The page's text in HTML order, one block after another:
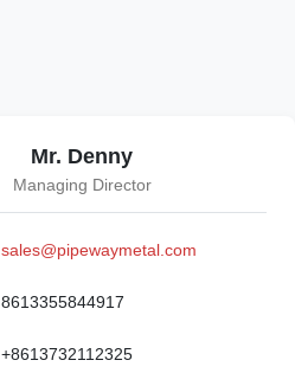
Mr. Denny
Managing Director
sales@pipewaymetal.com
8613355844917
+8613732112325